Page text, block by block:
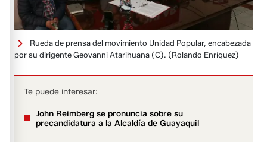
Rueda de prensa del movimiento Unidad Popular, encabezada
por su dirigente Geovanni Atarihuana (C). (Rolando Enríquez)
Te puede interesar:
John Reimberg se pronuncia sobre su
precandidatura a la Alcaldía de Guayaquil